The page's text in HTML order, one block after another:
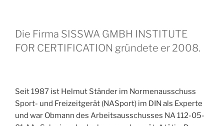
Die Firma SISSWA GMBH INSTITUTE
FOR CERTIFICATION gründete er 2008.
Seit 1987 ist Helmut Ständer im Normenausschuss
Sport- und Freizeitgerät (NASport) im DIN als Experte
und war Obmann des Arbeitsausschusses NA 112-05-